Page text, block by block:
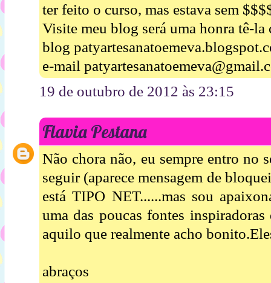
ter feito o curso, mas estava sem
Visite meu blog será uma honra tê-
blog
e-mail
19 de outubro de 2012 às 23:15
Flavia Pestana
Não chora não, eu sempre entro no
seguir (aparece mensagem de
está TIPO NET......mas sou
uma das poucas fontes
aquilo que realmente acho
abraços